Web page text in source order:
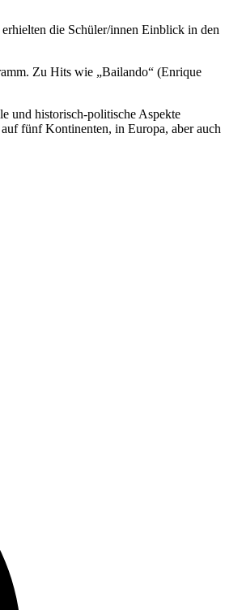
die Schüler/innen Einblick in den
Zu Hits wie „Bailando“ (Enrique
und historisch-politische Aspekte
fünf Kontinenten, in Europa, aber auch